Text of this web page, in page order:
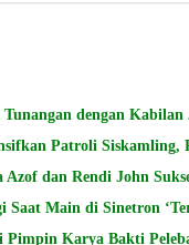
dengan
Patroli Siskamling,
Azof dan Rendi John
Saat Main di Sinetron
Pimpin Karya Bakti